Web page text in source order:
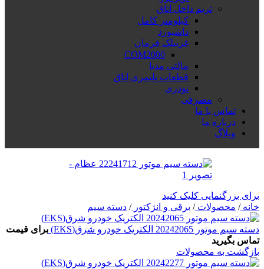
تریم داخل اتاق
کیلومتر کامل
داشبورد
غربیلک فرمان
COM2000
مالتی مدیا
قطعات پلیمری اتاق
تودری
مصرفی
تماس با ما
درباره ما
وبلاگ
برای بزرگنمایی کلیک کنید
خانه/ محصولات/ برقی و انژکتور/ دسته سیم
دسته سیم موتور 20242065 الکتریک خودرو شرق(EKS)
برای قیمت
تماس بگیرید
بازگشت به محصولات